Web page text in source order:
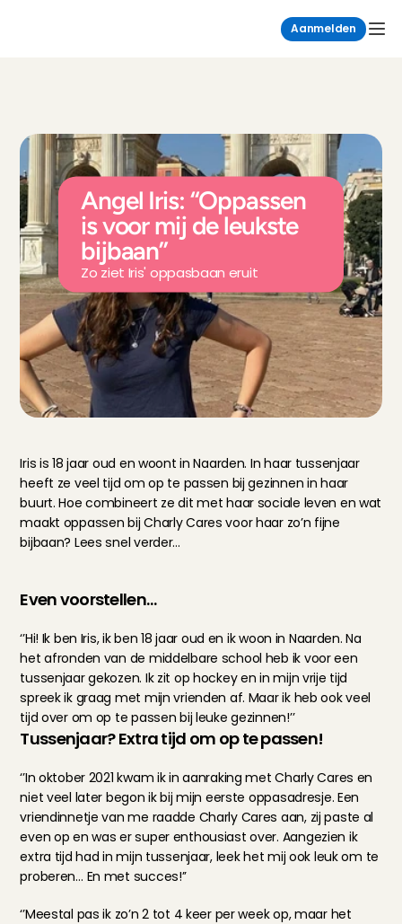
Aanmelden
Angel Iris: “Oppassen
is voor mij de leukste
bijbaan”
Zo ziet Iris' oppasbaan eruit
Iris is 18 jaar oud en woont in Naarden. In haar tussenjaar
heeft ze veel tijd om op te passen bij gezinnen in haar
buurt. Hoe combineert ze dit met haar sociale leven en wat
maakt oppassen bij Charly Cares voor haar zo’n fijne
bijbaan? Lees snel verder…
Even voorstellen…
‘’Hi! Ik ben Iris, ik ben 18 jaar oud en ik woon in Naarden. Na
het afronden van de middelbare school heb ik voor een
tussenjaar gekozen. Ik zit op hockey en in mijn vrije tijd
spreek ik graag met mijn vrienden af. Maar ik heb ook veel
tijd over om op te passen bij leuke gezinnen!’’
Tussenjaar? Extra tijd om op te passen!
‘’In oktober 2021 kwam ik in aanraking met Charly Cares en
niet veel later begon ik bij mijn eerste oppasadresje. Een
vriendinnetje van me raadde Charly Cares aan, zij paste al
even op en was er super enthousiast over. Aangezien ik
extra tijd had in mijn tussenjaar, leek het mij ook leuk om te
proberen… En met succes!’’
‘’Meestal pas ik zo’n 2 tot 4 keer per week op, maar het